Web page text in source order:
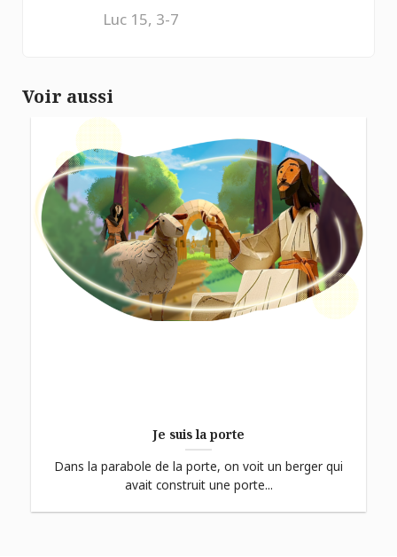
Luc 15, 3-7
Voir aussi
Je suis la porte
Dans la parabole de la porte, on voit un berger qui
avait construit une porte...